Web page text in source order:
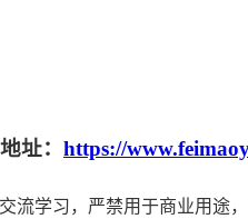
址： https://
流学习，严禁用于商业用途